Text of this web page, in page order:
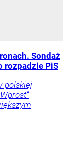
Sondaż
rozpadzie PiS
polskiej